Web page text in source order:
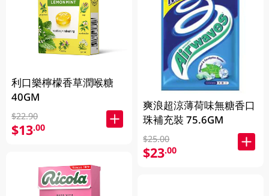
利口樂檸檬香草潤喉糖
40GM
$22.90
$13.00
爽浪超涼薄荷味無糖香口
珠補充裝 75.6GM
$25.00
$23.00